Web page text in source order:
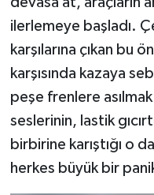
ilerlemeye başladı.
karşılarına çıkan bu
karşısında kazaya
peşe frenlere
seslerinin, lastik
birbirine karıştığı o
herkes büyük bir